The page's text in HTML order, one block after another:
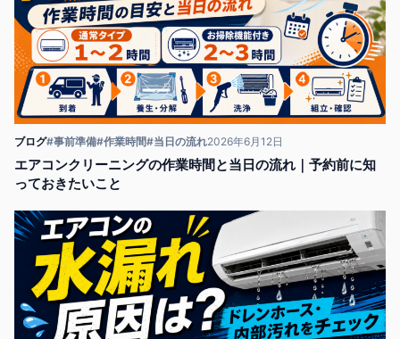
ブログ#事前準備#作業時間#当日の流れ2026年6月12日
エアコンクリーニングの作業時間と当日の流れ｜予約前に知
っておきたいこと